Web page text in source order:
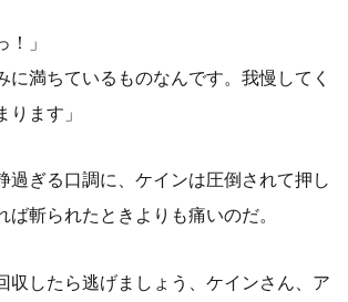
！」
に満ちているものなんです。我慢してく
ます」
ぎる口調に、ケインは圧倒されて押し
斬られたときよりも痛いのだ。
収したら逃げましょう、ケインさん、ア